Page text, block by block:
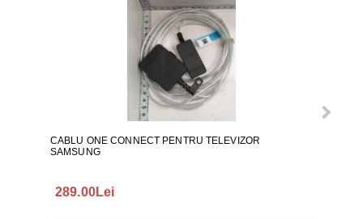
CABLU ONE CONNECT PENTRU TELEVIZOR
SAMSUNG
289.00Lei